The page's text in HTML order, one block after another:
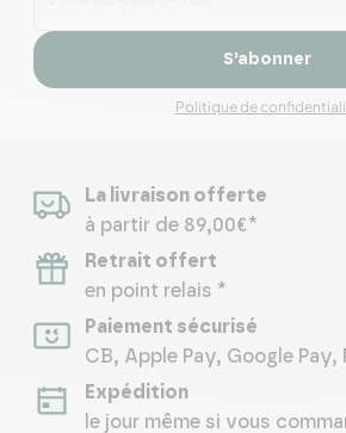
S’abonner
Politique de
La livraison offerte
à partir de 89,00€*
Retrait offert
en point relais *
Paiement sécurisé
CB, Apple Pay, Google Pay,
Expédition
le jour même si vous